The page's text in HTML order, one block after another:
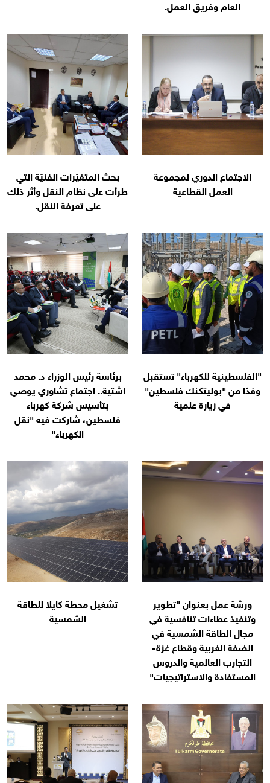
العام وفريق العمل.
الاجتماع الدوري لمجموعة
العمل القطاعية
بحث المتغيّرات الفنيّة التي
طرأت على نظام النقل وأثر ذلك
على تعرفة النقل.
"الفلسطينية للكهرباء" تستقبل
وفدًا من "بوليتكنك فلسطين"
في زيارة علمية
برئاسة رئيس الوزراء د. محمد
اشتية.. اجتماع تشاوري يوصي
بتأسيس شركة كهرباء
فلسطين، شاركت فيه "نقل
الكهرباء"
ورشة عمل بعنوان "تطوير
وتنفيذ عطاءات تنافسية في
مجال الطاقة الشمسية في
الضفة الغربية وقطاع غزة-
التجارب العالمية والدروس
المستفادة والاستراتيجيات"
تشغيل محطة كايلا للطاقة
الشمسية